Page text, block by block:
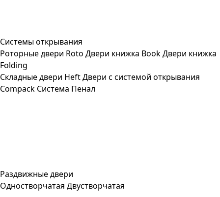
Системы открывания
Роторные двери Roto Двери книжка BookДвери книжка
Folding
Складные двери HeftДвери с системой открывания
Compack Система Пенал
Раздвижные двери
Одностворчатая Двустворчатая